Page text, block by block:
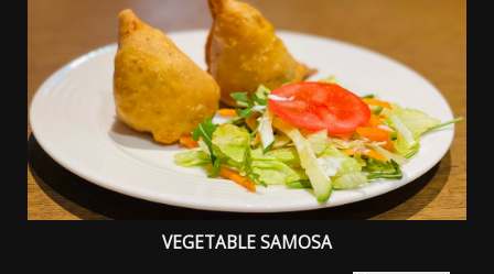
VEGETABLE SAMOSA